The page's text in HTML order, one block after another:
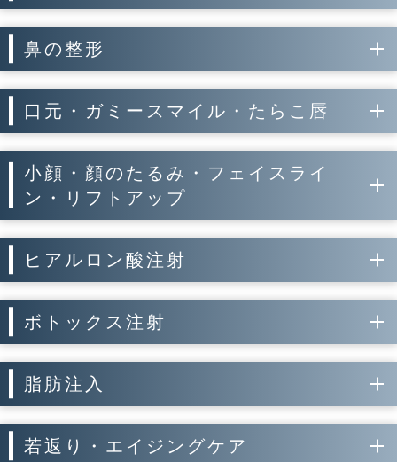
鼻の整形
口元・ガミースマイル・たらこ唇
小顔・顔のたるみ・フェイスライ
ン・リフトアップ
ヒアルロン酸注射
ボトックス注射
脂肪注入
若返り・エイジングケア